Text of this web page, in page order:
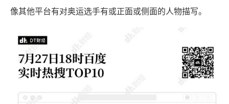
像其他平台有对奥运选手有或正面或侧面的人物描写。